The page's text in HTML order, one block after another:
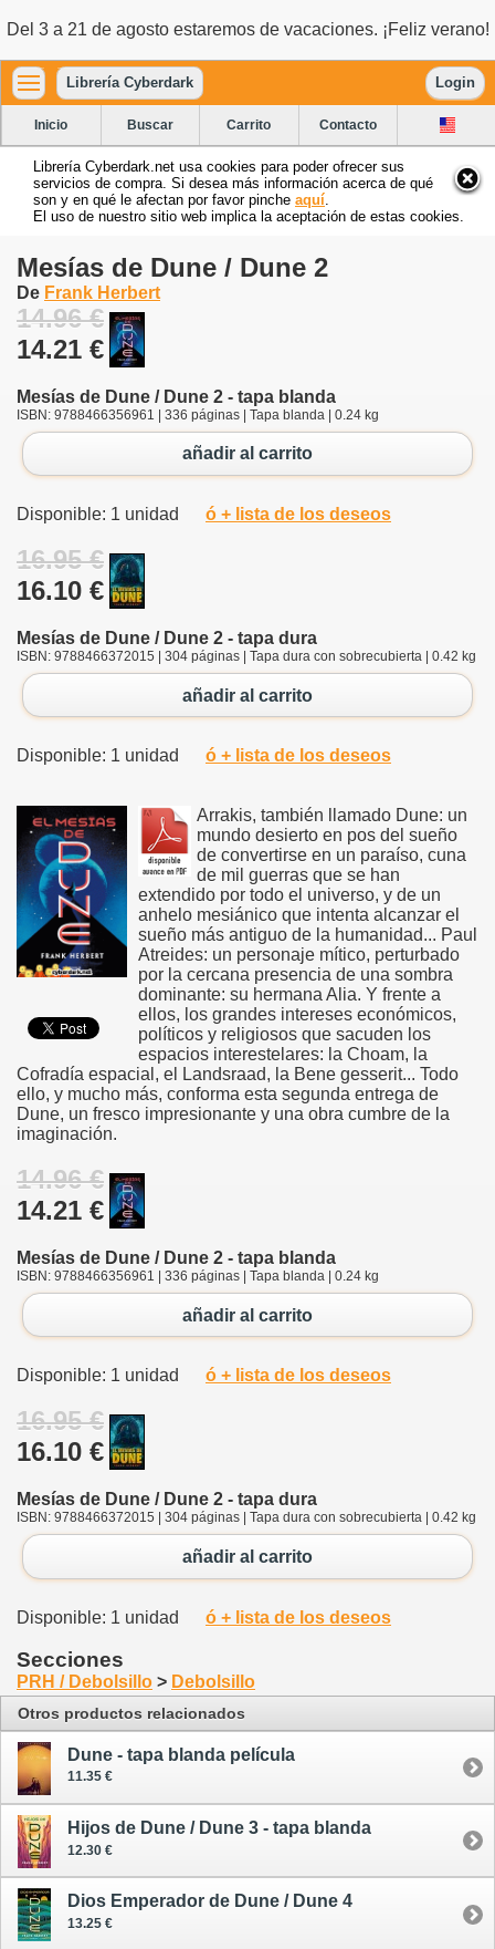
Del 3 a 21 de agosto estaremos de vacaciones. ¡Feliz verano!
Librería Cyberdark Login
Inicio Buscar Carrito Contacto
Librería Cyberdark.net usa cookies para poder ofrecer sus
servicios de compra. Si desea más información acerca de qué
son y en qué le afectan por favor pinche aquí
El uso de nuestro sitio web implica la aceptación de estas cookies.
Mesías de Dune / Dune 2
De Frank Herbert
14.96 €
14.21 €
Mesías de Dune / Dune 2 - tapa blanda
ISBN: 9788466356961 | 336 páginas | Tapa blanda | 0.24 kg
añadir al carrito
Disponible: 1 unidad ó + lista de los deseos
16.95 €
16.10 €
Mesías de Dune / Dune 2 - tapa dura
ISBN: 9788466372015 | 304 páginas | Tapa dura con sobrecubierta | 0.42 kg
añadir al carrito
Disponible: 1 unidad ó + lista de los deseos
Arrakis, también llamado Dune: un
mundo desierto en pos del sueño
de convertirse en un paraíso, cuna
de mil guerras que se han
extendido por todo el universo, y de un
anhelo mesiánico que intenta alcanzar el
sueño más antiguo de la humanidad... Paul
Atreides: un personaje mítico, perturbado
por la cercana presencia de una sombra
dominante: su hermana Alia. Y frente a
ellos, los grandes intereses económicos,
políticos y religiosos que sacuden los
espacios interestelares: la Choam, la
Cofradía espacial, el Landsraad, la Bene gesserit... Todo
ello, y mucho más, conforma esta segunda entrega de
Dune, un fresco impresionante y una obra cumbre de la
imaginación.
14.96 €
14.21 €
Mesías de Dune / Dune 2 - tapa blanda
ISBN: 9788466356961 | 336 páginas | Tapa blanda | 0.24 kg
añadir al carrito
Disponible: 1 unidad ó + lista de los deseos
16.95 €
16.10 €
Mesías de Dune / Dune 2 - tapa dura
ISBN: 9788466372015 | 304 páginas | Tapa dura con sobrecubierta | 0.42 kg
añadir al carrito
Disponible: 1 unidad ó + lista de los deseos
Secciones
PRH / Debolsillo > Debolsillo
Otros productos relacionados
Dune - tapa blanda película
11.35 €
Hijos de Dune / Dune 3 - tapa blanda
12.30 €
Dios Emperador de Dune / Dune 4
13.25 €